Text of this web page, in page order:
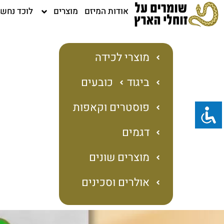
דילוג
לתוכן
אודות המיזם מוצרים לוכד
מוצרי לכידה
ביגוד
כובעים
פוסטרים וקאפות
דגמים
מוצרים שונים
אולרים וסכינים